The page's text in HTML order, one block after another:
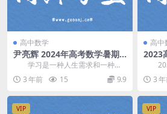
高中数学
尹亮辉 2024年高考数学暑期A
+班（高三）百度网盘
学习是一种人生需求和一种态
度。只有不断学习，及时“充电”，才
能做到“百毒不侵...
3 年前 15 9.9
高中
2023
班
班，
0G高
3
VIP VIP